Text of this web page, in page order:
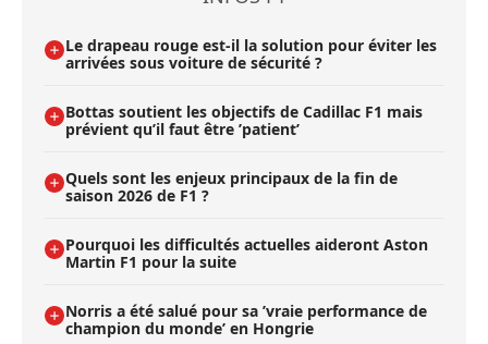
Le drapeau rouge est-il la solution pour éviter les
arrivées sous voiture de sécurité ?
Bottas soutient les objectifs de Cadillac F1 mais
prévient qu’il faut être ’patient’
Quels sont les enjeux principaux de la fin de
saison 2026 de F1 ?
Pourquoi les difficultés actuelles aideront Aston
Martin F1 pour la suite
Norris a été salué pour sa ’vraie performance de
champion du monde’ en Hongrie